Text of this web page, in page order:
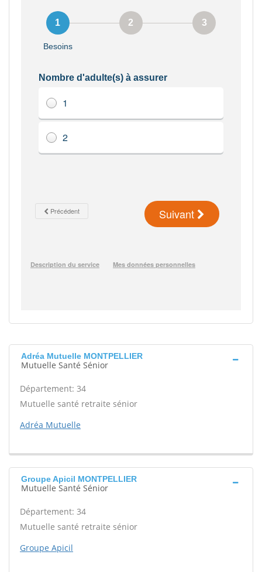
Adréa Mutuelle MONTPELLIER
Mutuelle Santé Sénior
Département: 34
Mutuelle santé retraite sénior
Adréa Mutuelle
Groupe Apicil MONTPELLIER
Mutuelle Santé Sénior
Département: 34
Mutuelle santé retraite sénior
Groupe Apicil